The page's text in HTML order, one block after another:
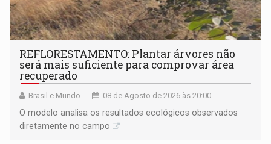
REFLORESTAMENTO: Plantar árvores não
será mais suficiente para comprovar área
recuperado
Brasil e Mundo 08 de Agosto de 2026 às 20:00
O modelo analisa os resultados ecológicos observados
diretamente no campo